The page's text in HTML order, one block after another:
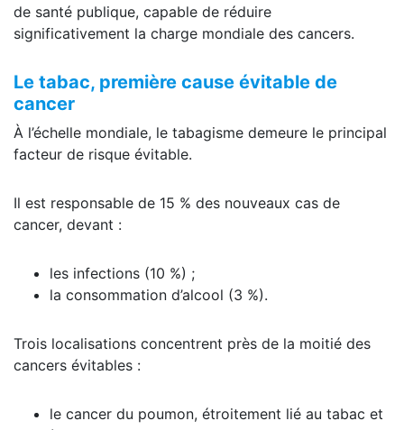
de santé publique, capable de réduire
significativement la charge mondiale des cancers.
Le tabac, première cause évitable de
cancer
À l’échelle mondiale, le tabagisme demeure le principal
facteur de risque évitable.
Il est responsable de 15 % des nouveaux cas de
cancer, devant :
les infections (10 %) ;
la consommation d’alcool (3 %).
Trois localisations concentrent près de la moitié des
cancers évitables :
le cancer du poumon, étroitement lié au tabac et